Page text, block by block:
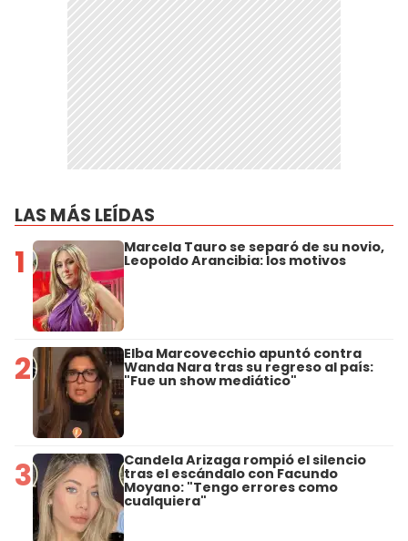
LAS MÁS LEÍDAS
1 Marcela Tauro se separó de su novio,
Leopoldo Arancibia: los motivos
2 Elba Marcovecchio apuntó contra
Wanda Nara tras su regreso al país:
"Fue un show mediático"
3 Candela Arizaga rompió el silencio
tras el escándalo con Facundo
Moyano: "Tengo errores como
cualquiera"